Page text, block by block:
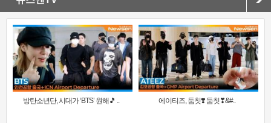
방탄소년단, 시대가 ‘BTS’ 원해🎵 .. 에이티즈, 둠칫❣️ 둠칫❣&#..